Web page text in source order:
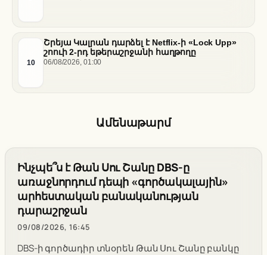
10
Շրեյա Կալրան դարձել է Netflix-ի «Lock Upp»
շոուի 2-րդ եթերաշրջանի հաղթողը
06/08/2026, 01:00
Ամենաթարմ
Ինչպե՞ս է Թան Սու Շանը DBS-ը
առաջնորդում դեպի «գործակալային»
արհեստական բանականության
դարաշրջան
09/08/2026, 16:45
DBS-ի գործադիր տնօրեն Թան Սու Շանը բանկը